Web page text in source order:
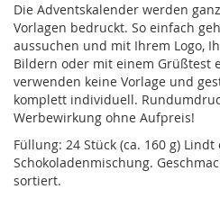
Die Adventskalender werden
Vorlagen bedruckt. So einfach
aussuchen und mit Ihrem Logo,
Bildern oder mit einem Grüßtest
verwenden keine Vorlage und
komplett individuell.
Werbewirkung ohne Aufpreis!
Füllung: 24 Stück (ca. 160 g) Lindt
Schokoladenmischung.
sortiert.